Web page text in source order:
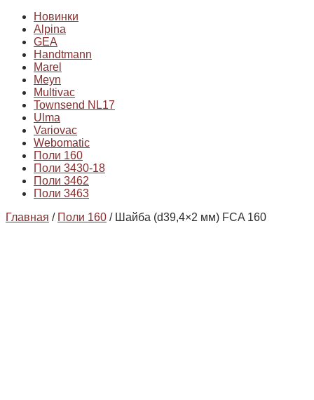
Новинки
Alpina
GEA
Handtmann
Marel
Meyn
Multivac
Townsend NL17
Ulma
Variovac
Webomatic
Поли 160
Поли 3430-18
Поли 3462
Поли 3463
Главная / Поли 160 / Шайба (d39,4×2 мм) FCA 160